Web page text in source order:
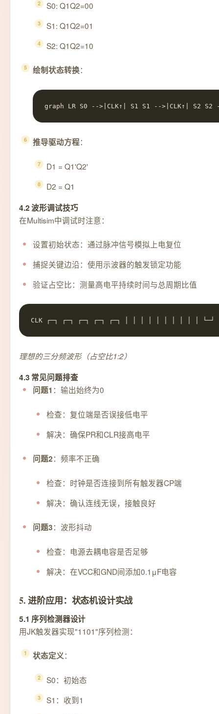
S0: Q1Q2=00
S1: Q1Q2=01
S2: Q1Q2=10
绘制状态转换：
graph LR S0 -->|CLK↑| S1 S1 -->|CLK↑| S2 S2
推导驱动方程：
D1 = Q1'Q2'
D2 = Q1
4.2 波形调试技巧
在Multisim中调试时注意：
设置初始状态：通过脉冲信号模拟上电复位
捕捉关键边沿：使用示波器的触发锁定功能
验证占空比：测量高电平持续时间与总周期比值
CLK ┌─┐ ┌─┐ ┌─┐ ┌─┐ ┌─┐ │ │ │ │ │ │ │ │ │ │ └─┘
理想的三分频波形（占空比1:2）
4.3 常见问题排查
问题1 ：输出始终为0
检查：复位端是否误接低电平
解决：确保PR和CLR接高电平
问题2：频率不正确
检查：时钟是否连接到所有触发器CP端
解决：确认连线无误，接触良好
问题3：波形抖动
检查：电源去耦电容是否足够
解决：在VCC和GND间添加0.1μF电容
5. 进阶应用：状态机设计实战
5.1 序列检测器设计
用JK触发器实现"1101"序列检测：
状态定义：
S0：初始态
S1：收到1